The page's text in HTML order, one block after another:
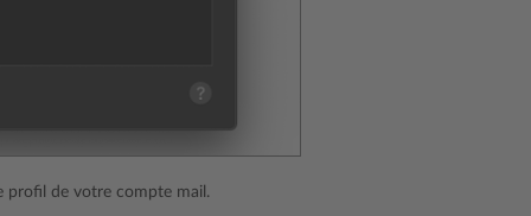
profil de votre compte mail.